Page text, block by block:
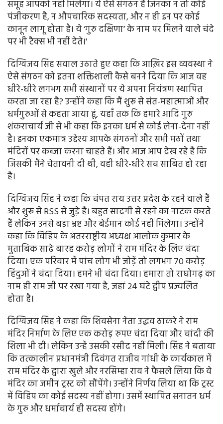
समूह आपको नहीं मिलेगा। ये ऐसे संगठन हैं जिनका न तो कोई
पंजीकरण है, न औपचारिक सदस्यता, और न ही इन पर कोई
कानून लागू होता है। ये ‘गुरु दक्षिणा’ के नाम पर मिलने वाले चंदे
पर भी टैक्स भी नहीं देते।'
दिग्विजय सिंह सवाल उठाते हुए कहा कि आख़िर इस व्यवस्था ने
ऐसे संगठन को इतना शक्तिशाली कैसे बनने दिया कि आज वह
धीरे-धीरे लगभग सभी संस्थानों पर ये अपना नियंत्रण स्थापित
करता जा रहा है? उन्होंने कहा कि मैं शुरू से संत-महात्माओं और
धर्मगुरुओं से कहता आया हूं, यहाँ तक कि हमारे आदि गुरु
शंकराचार्य जी से भी कहा कि इनका धर्म से कोई लेना-देना नहीं
है। इनका एकमात्र उद्देश्य आपके संगठनों और सभी मठों तथा
मंदिरों पर कब्जा करना चाहते हैं। और आज आप देख रहे हैं कि
जिसकी मैंने चेतावनी दी थी, वही धीरे-धीरे सच साबित हो रहा
है।
दिग्विजय सिंह ने कहा कि चंपत राय उत्तर प्रदेश के रहने वाले हैं
और शुरू से RSS से जुड़े हैं। बहुत सादगी से रहने का नाटक करते
हैं लेकिन उनसे बड़ा भ्रष्ट और बेईमान कोई नहीं मिलेगा। उन्होंने
कहा कि विहिप के अंतरराष्ट्रीय अध्यक्ष आलोक कुमार के
मुताबिक साढ़े बारह करोड़ लोगों ने राम मंदिर के लिए चंदा
दिया। एक परिवार में पांच लोग भी जोड़ें तो लगभग 70 करोड़
हिंदुओं ने चंदा दिया। हमने भी चंदा दिया। हमारा तो राघोगढ़ का
नाम ही राम जी पर रखा गया है, जहां 24 घंटे द्वीप प्रज्वलित
होता है।
दिग्विजय सिंह ने कहा कि शिवसेना नेता उद्धव ठाकरे ने राम
मंदिर निर्माण के लिए एक करोड़ रुपए चंदा दिया और चांदी की
शिला भी दी। लेकिन उन्हें उसकी रसीद नहीं मिली। सिंह ने बताया
कि तत्कालीन प्रधानमंत्री दिवंगत राजीव गांधी के कार्यकाल में
राम मंदिर के द्वारा खुले और नरसिम्हा राव ने फैसले लिया कि वे
मंदिर का जमीन ट्रस्ट को सौंपेंगे। उन्होंने निर्णय लिया था कि ट्रस्ट
में विहिप का कोई सदस्य नहीं होगा। उसमें स्थापित सनातन धर्म
के गुरु और धर्माचार्य ही सदस्य होंगे।